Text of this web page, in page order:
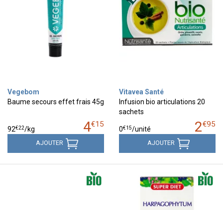
Vegebom
Baume secours effet frais 45g
4€15
92€22/kg
AJOUTER
Vitavea Santé
Infusion bio articulations 20
sachets
2€95
0€15/unité
AJOUTER